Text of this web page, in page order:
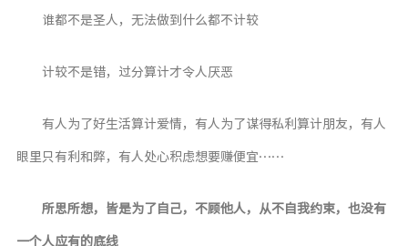
谁都不是圣人，无法做到什么都不计较
计较不是错，过分算计才令人厌恶
有人为了好生活算计爱情，有人为了谋得私利算计朋友，有人
眼里只有利和弊，有人处心积虑想要赚便宜……
所思所想，皆是为了自己，不顾他人，从不自我约束，也没有
一个人应有的底线